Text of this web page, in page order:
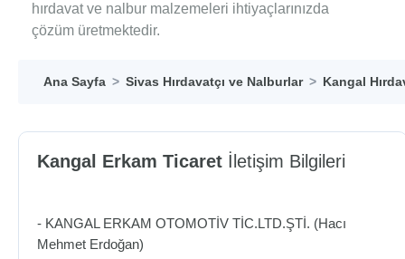
hırdavat ve nalbur malzemeleri ihtiyaçlarınızda
çözüm üretmektedir.
Ana Sayfa Sivas Hırdavatçı ve Nalburlar Kangal
Kangal Erkam Ticaret İletişim Bilgileri
- KANGAL ERKAM OTOMOTİV TİC.LTD.ŞTİ. (Hacı
Mehmet Erdoğan)